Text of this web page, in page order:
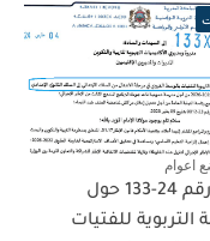
اعوام
مذكرة رقم 24-133 حول
التربوية للفتيات